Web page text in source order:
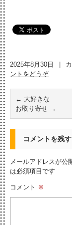
2025年8月30日
ントをどうぞ
← 大好きな
お取り寄せ →
コメントを残す
メールアドレスが公
は必須項目です
コメント ※